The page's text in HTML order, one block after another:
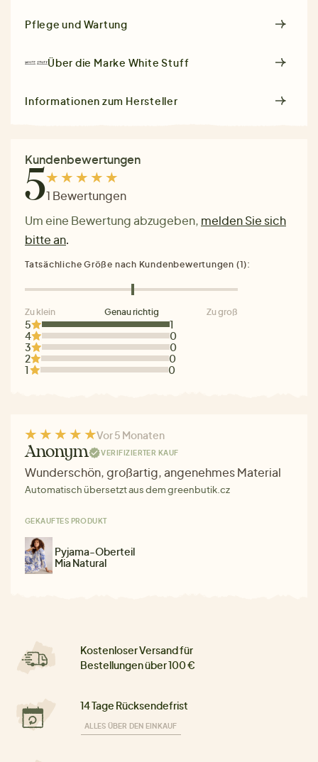
Pflege und Wartung
Über die Marke White Stuff
Informationen zum Hersteller
Kundenbewertungen
51 Bewertungen
Um eine Bewertung abzugeben, melden Sie sich
bitte an.
5
1
4
0
3
0
2
0
1
0
Tatsächliche Größe nach Kundenbewertungen (1):
Zu klein Genau richtig Zu groß
Vor 5 Monaten
Anonym VERIFIZIERTER KAUF
Wunderschön, großartig, angenehmes Material
Automatisch übersetzt aus dem greenbutik.cz
GEKAUFTES PRODUKT
Pyjama-Oberteil
Mia Natural
Kostenloser Versand für
Bestellungen über 100 €
14 Tage Rücksendefrist
ALLES ÜBER DEN EINKAUF